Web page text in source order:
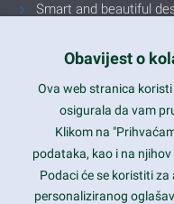
Smart and beautiful
Latest trends and
Contact Info
Obavijest o
Ova web stranica
osigurala da vam
Klikom na
podataka, kao i na
Podaci će se koristiti
personaliziranog